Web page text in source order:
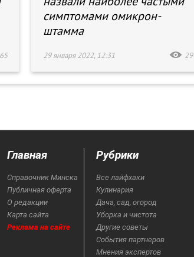
симптомами омикрон-
штамма
29 января 2022, 12:31
Главная
Справочник Минска
Публичная оферта
О редакции
Карта сайта
Реклама на сайте
Рубрики
Все лайфхаки
Кулинария
Дача, сад, огород
Уборка и чистота
Другие советы
События партнеров
Мнения экспертов